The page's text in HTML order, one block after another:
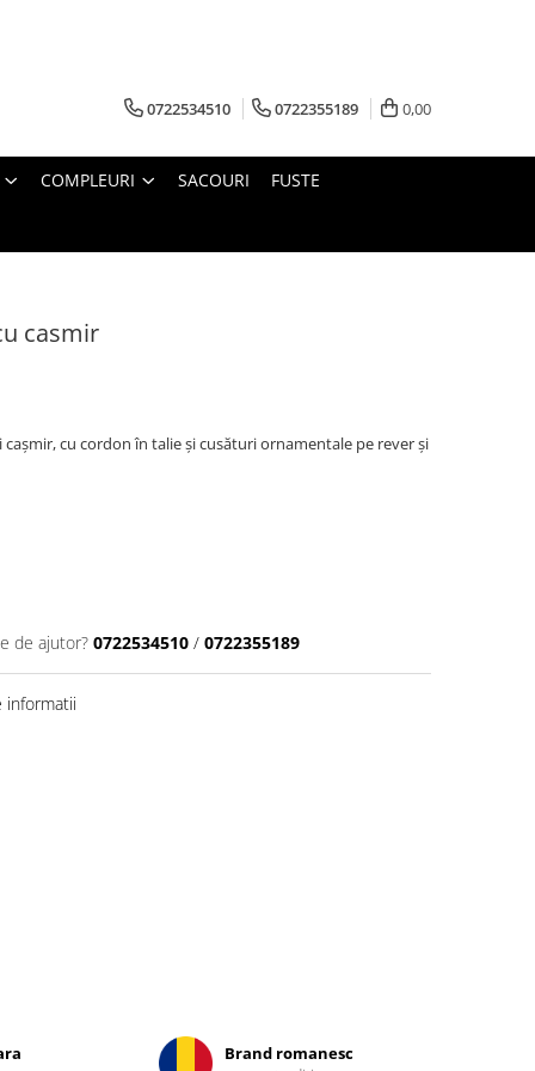
0722534510 0722355189 0,00
COMPLEURI SACOURI FUSTE
casmir
cu cordon în talie și cusături ornamentale pe rever și
de ajutor? 0722534510 / 0722355189
informatii
Brand romanesc